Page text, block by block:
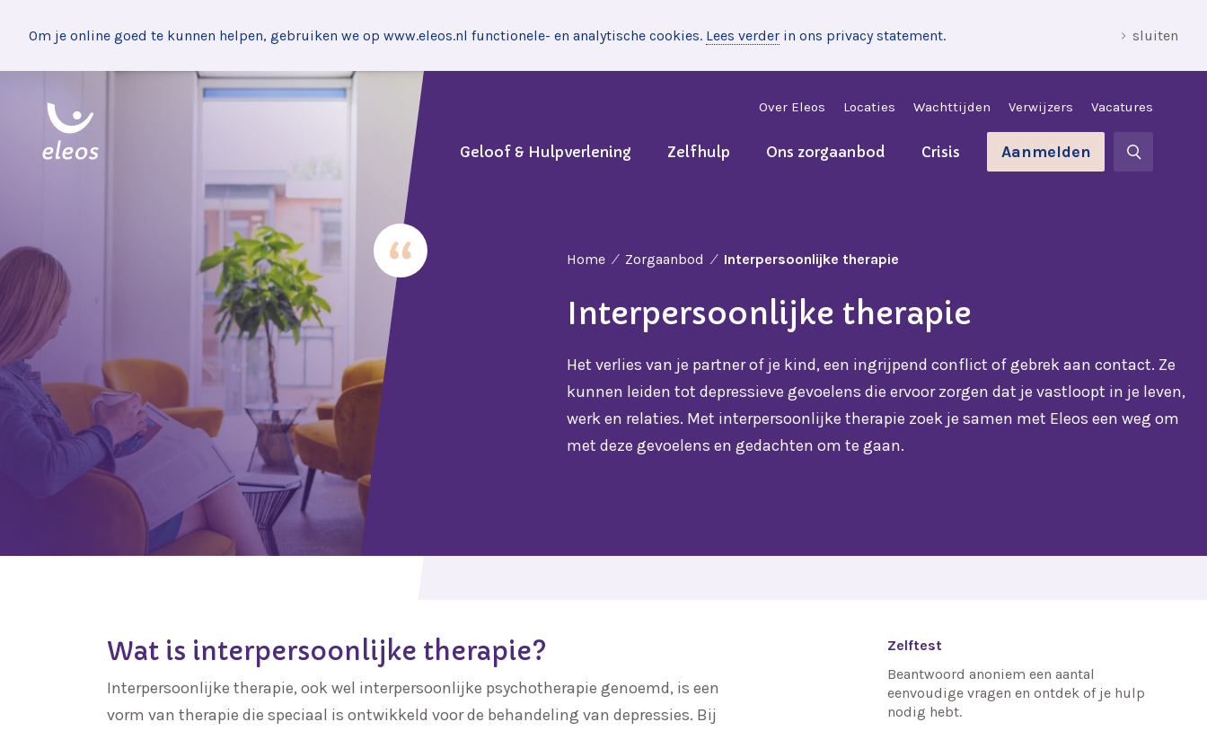
Om je online goed te kunnen helpen, gebruiken we op www.eleos.nl functionele- en analytische cookies. Lees verder in ons privacy statement. sluiten
Over Eleos Locaties Wachttijden Verwijzers Vacatures
Geloof & Hulpverlening Zelfhulp Ons zorgaanbod Crisis Aanmelden
Home Zorgaanbod Interpersoonlijke therapie
Interpersoonlijke therapie
Het verlies van je partner of je kind, een ingrijpend conflict of gebrek aan contact. Ze
kunnen leiden tot depressieve gevoelens die ervoor zorgen dat je vastloopt in je leven,
werk en relaties. Met interpersoonlijke therapie zoek je samen met Eleos een weg om
met deze gevoelens en gedachten om te gaan.
Wat is interpersoonlijke therapie?
Interpersoonlijke therapie, ook wel interpersoonlijke psychotherapie genoemd, is een
vorm van therapie die speciaal is ontwikkeld voor de behandeling van depressies. Bij
Zelftest
Beantwoord anoniem een aantal
eenvoudige vragen en ontdek of je hulp
nodig hebt.